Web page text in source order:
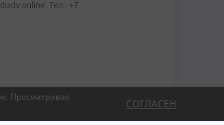
Просматривая
СОГЛАСЕН
Тел.: +7